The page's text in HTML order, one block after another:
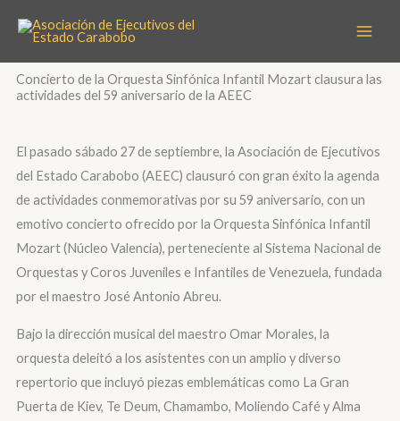
contenido
Concierto de la Orquesta Sinfónica Infantil Mozart clausura las
actividades del 59 aniversario de la AEEC
El pasado sábado 27 de septiembre, la Asociación de Ejecutivos
del Estado Carabobo (AEEC) clausuró con gran éxito la agenda
de actividades conmemorativas por su 59 aniversario, con un
emotivo concierto ofrecido por la Orquesta Sinfónica Infantil
Mozart (Núcleo Valencia), perteneciente al Sistema Nacional de
Orquestas y Coros Juveniles e Infantiles de Venezuela, fundada
por el maestro José Antonio Abreu.
Bajo la dirección musical del maestro Omar Morales, la
orquesta deleitó a los asistentes con un amplio y diverso
repertorio que incluyó piezas emblemáticas como La Gran
Puerta de Kiev, Te Deum, Chamambo, Moliendo Café y Alma